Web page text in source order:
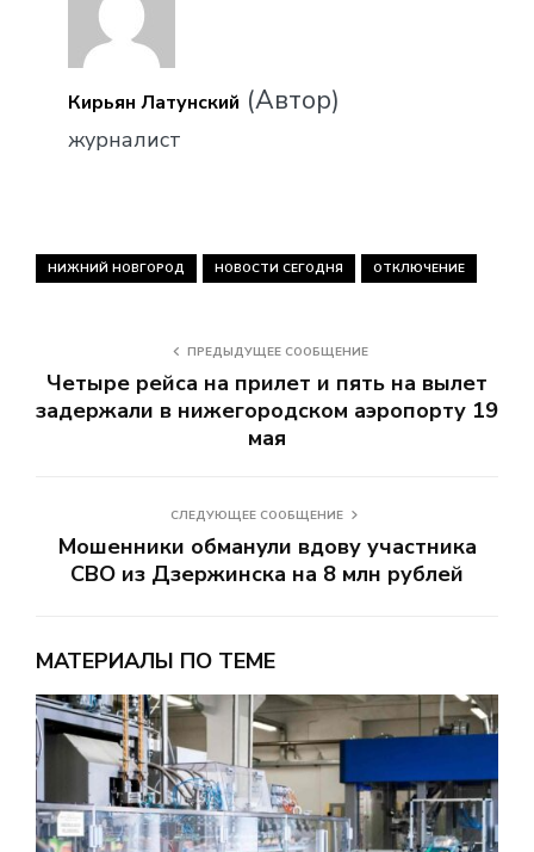
Кирьян Латунский (Автор)
журналист
НИЖНИЙ НОВГОРОД НОВОСТИ СЕГОДНЯ ОТКЛЮЧЕНИЕ
ПРЕДЫДУЩЕЕ СООБЩЕНИЕ
Четыре рейса на прилет и пять на вылет
задержали в нижегородском аэропорту 19
мая
СЛЕДУЮЩЕЕ СООБЩЕНИЕ
Мошенники обманули вдову участника
СВО из Дзержинска на 8 млн рублей
МАТЕРИАЛЫ ПО ТЕМЕ